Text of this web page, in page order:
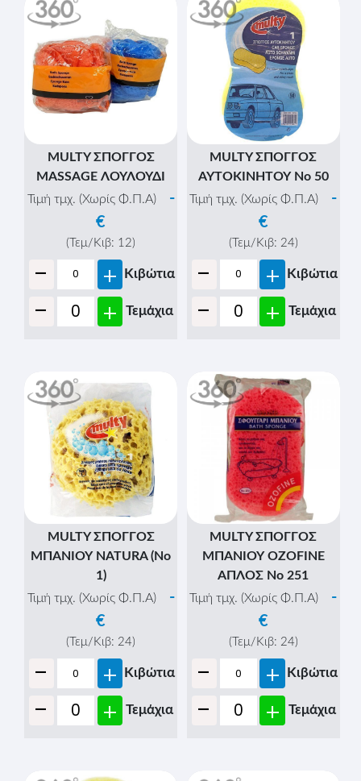
MULTY ΣΠΟΓΓΟΣ
MASSAGE ΛΟΥΛΟΥΔΙ
Τιμή τμχ. (Χωρίς Φ.Π.Α)
-
€
(Τεμ/Κιβ: 12)
- + Κιβώτια
- + Τεμάχια
MULTY ΣΠΟΓΓΟΣ
ΑΥΤΟΚΙΝΗΤΟΥ Νο 50
Τιμή τμχ. (Χωρίς Φ.Π.Α)
-
€
(Τεμ/Κιβ: 24)
- + Κιβώτια
- + Τεμάχια
MULTY ΣΠΟΓΓΟΣ
ΜΠΑΝΙΟΥ NATURA (Νo
1)
Τιμή τμχ. (Χωρίς Φ.Π.Α)
-
€
(Τεμ/Κιβ: 24)
- + Κιβώτια
- + Τεμάχια
MULTY ΣΠΟΓΓΟΣ
ΜΠΑΝΙΟΥ OZOFINE
ΑΠΛΟΣ Νo 251
Τιμή τμχ. (Χωρίς Φ.Π.Α)
-
€
(Τεμ/Κιβ: 24)
- + Κιβώτια
- + Τεμάχια